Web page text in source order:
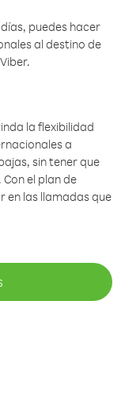
puedes hacer
al destino de
la flexibilidad
a
sin tener que
el plan de
en las llamadas que